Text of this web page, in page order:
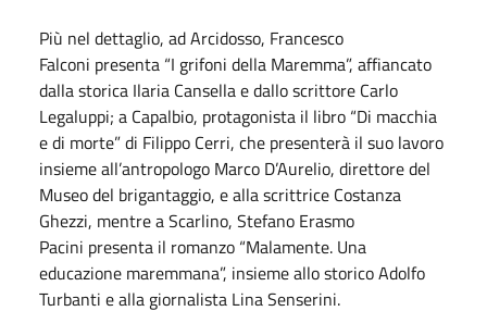
Più nel dettaglio, ad Arcidosso, Francesco
Falconi presenta “I grifoni della Maremma”, affiancato
dalla storica Ilaria Cansella e dallo scrittore Carlo
Legaluppi; a Capalbio, protagonista il libro “Di macchia
e di morte” di Filippo Cerri, che presenterà il suo lavoro
insieme all’antropologo Marco D’Aurelio, direttore del
Museo del brigantaggio, e alla scrittrice Costanza
Ghezzi, mentre a Scarlino, Stefano Erasmo
Pacini presenta il romanzo “Malamente. Una
educazione maremmana”, insieme allo storico Adolfo
Turbanti e alla giornalista Lina Senserini.